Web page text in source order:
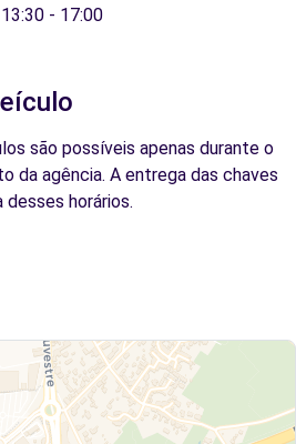
13:30 - 17:00
são possíveis apenas durante o
da agência. A entrega das chaves
horários.